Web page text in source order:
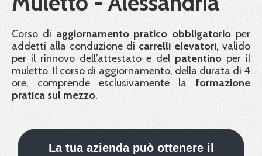
Chi siamo
Contatti
Verifica 8108
Corso di aggiornamento pratico obbligatorio per
addetti alla conduzione di carrelli elevatori, valido
per il rinnovo dell’attestato e del patentino per il
muletto. Il corso di aggiornamento, della durata di 4
ore, comprende esclusivamente la formazione
pratica sul mezzo.
La tua azienda può ottenere il